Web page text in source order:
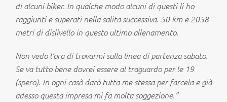
di alcuni biker. In qualche modo alcuni di questi li ho
raggiunti e superati nella salita successiva. 50 km e 2058
metri di dislivello in questo ultimo allenamento.
Non vedo l’ora di trovarmi sulla linea di partenza sabato.
Se va tutto bene dovrei essere al traguardo per le 19
(spero). In ogni casò darò tutta me stessa per farcela e già
adesso questa impresa mi fa molta soggezione.”